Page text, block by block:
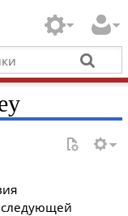
следующей